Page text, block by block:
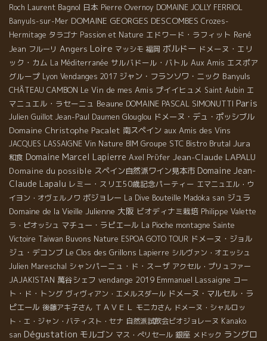
Roch Laurent Bagnol 日本 Pierre Overnoy DOMAINE JOLLY FERRIOL
Banyuls-sur-Mer DOMAINE GEORGES DESCOMBES Crozes-
Hermitage タラゴナ Passion et Nature エドワード・ラフィット René
Jean フルーリ Angers Loire マッシモ 福岡 ボルドー ドメーヌ・エリ
ック・カム La Méditerranée サルバドール・バトル Aux Amis エスポア
グループ Lyon Vendanges 2017 ジャン・フランソワ・ニック Banyuls
CHÂTEAU CAMBON Le Vin de mes Amis プイイヒュメ Saint Aubin エ
マニュエル・ラセーニュ Beaune DOMAINE PASCAL SIMONUTTI Paris
Julien Guillot Jean-Paul Daumen Glouglou ドメーヌ・デュ・ポッシブル
Domaine Christophe Pacalet 南スペイン aux Amis des Vins
JACQUES LASSAIGNE Vin Nature BIM Groupe STC Bistro Brutal Jura
和食 Domaine Marcel Lapierre Axel Prϋfer Jean-Claude LAPALU
Domaine du possible スペイン自然派ワイン見本市 Domaine Jean-
Claude Lapalu レミー・スリエ50歳記念パーティー エマニュエル・ウ
イヨン・オヴェルノワ ボジョレー La Dive Bouteille Madoka san ジュラ
Domaine de la Vieille Julienne 大阪 ビオディナミ栽培 Philippe Valette
ラ・ピオッシュ マチュー・ラピエール La Pioche montagne Sainte
Victoire Taiwan Buvons Nature ESPOA GOTO TOUR ドメーヌ・ジョル
ジュ・デコンブ Le Clos des Grillons Lapierre シルヴァン・オエッシュ
Julien Mareschal シャンパーニュ・ド・スーザ アクセル・プリュファー
JAJAKISTAN 萬谷シェフ vendange 2019 Emmanuel Lassaigne コー
ト・ド・トング ヴィヴィアン・エメルスダール ドメーヌ・マルセル・ラ
ピエール 後藤アキ子さん ＴＡＶＥＬ モニカさん ドメーヌ・シャルロッ
ト・エ・ジャン・バティスト・セナ 自然派試飲会ビオジョレーヌ Kanako
san Dégustation モルゴン マス・ぺリセール 銀座 メドック ラングロ